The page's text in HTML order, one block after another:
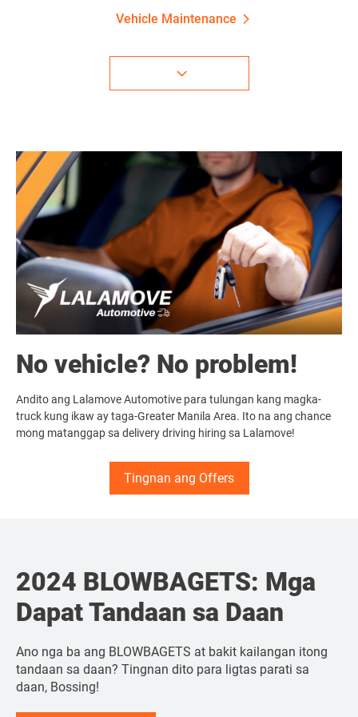
Vehicle Maintenance
No vehicle? No problem!
Andito ang Lalamove Automotive para tulungan kang magka-
truck kung ikaw ay taga-Greater Manila Area. Ito na ang chance
mong matanggap sa delivery driving hiring sa Lalamove!
Tingnan ang Offers
2024 BLOWBAGETS: Mga
Dapat Tandaan sa Daan
Driver Requirements: Paano
Maging Ride Driver?
Paano Maging Delivery
Driver?
Basahin dito
Driver #DiskarTips para sa
good Customer Experience
2024 BLOWBAGETS: Mga
Dapat Tandaan sa Daan
Ano nga ba ang BLOWBAGETS at bakit kailangan itong
tandaan sa daan? Tingnan dito para ligtas parati sa
daan, Bossing!
Driver Requirements: Paano
Maging Ride Driver?